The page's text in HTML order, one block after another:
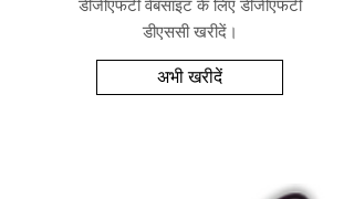
डीजीएफटी वेबसाइट के लिए डीजीएफटी
डीएससी खरीदें।
अभी खरीदें